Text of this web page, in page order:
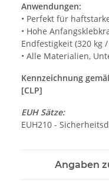
Anwendungen:
• Perfekt für
• Hohe
Endfestigkeit (320 kg /
• Alle Materialien,
Kennzeichnung
[CLP]
EUH Sätze:
EUH210 -
Angaben